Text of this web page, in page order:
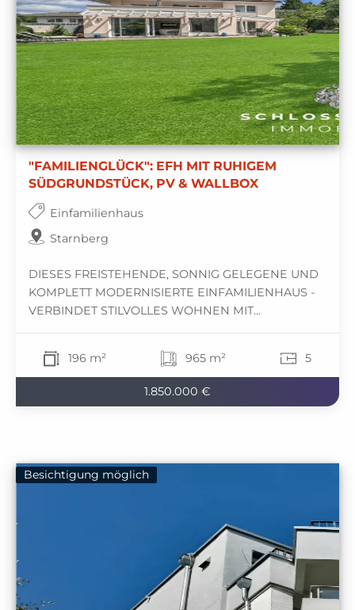
"FAMILIENGLÜCK": EFH MIT RUHIGEM
SÜDGRUNDSTÜCK, PV & WALLBOX
Einfamilienhaus
Starnberg
DIESES FREISTEHENDE, SONNIG GELEGENE UND
KOMPLETT MODERNISIERTE EINFAMILIENHAUS -
VERBINDET STILVOLLES WOHNEN MIT...
196 m² 965 m² 5
1.850.000 €
Besichtigung möglich